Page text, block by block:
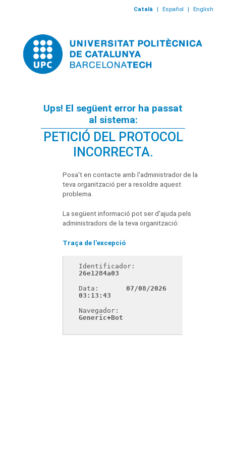
Català | Español | English
Ups! El següent error ha passat
al sistema:
PETICIÓ DEL PROTOCOL
INCORRECTA.
Posa't en contacte amb l'administrador de la
teva organització per a resoldre aquest
problema.
La següent informació pot ser d'ajuda pels
administradors de la teva organització:
Traça de l'excepció
26e1284a03
Data:
07/08/2026
03:13:43
Generic+Bot